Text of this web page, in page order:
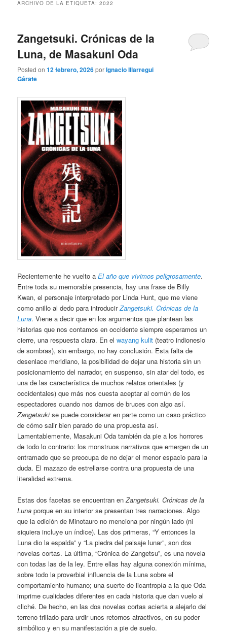
ARCHIVO DE LA ETIQUETA:2022
Zangetsuki. Crónicas de la
Luna, de Masakuni Oda
Posted on12 febrero, 2026porIgnacio Illarregui
Gárate
Recientemente he vuelto aEl año que vivimos peligrosamente.
Entre toda su memorable presencia, hay una frase de Billy
Kwan, el personaje interpretado por Linda Hunt, que me viene
como anillo al dedo para introducirZangetsuki. Crónicas de la
Luna. Viene a decir que en los argumentos que plantean las
historias que nos contamos en occidente siempre esperamos un
cierre, una respuesta clara. En elwayang kulit (teatro indionesio
de sombras), sin embargo, no hay conclusión. Esta falta de
desenlace meridiano, la posibilidad de dejar una historia sin un
posicionamiento del narrador, en suspenso, sin atar del todo, es
una de las característica de muchos relatos orientales (y
occidentales) que más nos cuesta aceptar al común de los
espectadores cuando nos damos de bruces con algo así.
Zangetsukise puede considerar en parte como un caso práctico
de cómo salir bien parado de una propuesta así.
Lamentablemente, Masakuni Oda también da pie a los horrores
de todo lo contrario: los monstruos narrativos que emergen de un
entramado que se preocupa de no dejar el menor espacio para la
duda. El mazazo de estrellarse contra una propuesta de una
literalidad extrema.
Estas dos facetas se encuentran enZangetsuki. Crónicas de la
Lunaporque en su interior se presentan tres narraciones. Algo
que la edición de Minotauro no menciona por ningún lado (ni
siquiera incluye un índice). Las dos primeras, “Y entonces la
Luna dio la espalda” y “La piedra del paisaje lunar”, son dos
novelas cortas. La última, “Crónica de Zangetsu”, es una novela
con todas las de la ley. Entre ellas hay alguna conexión mínima,
sobre todo la proverbial influencia de la Luna sobre el
comportamiento humano; una suerte de licantropía a la que Oda
imprime cualidades diferentes en cada historia que dan vuelo al
cliché. De hecho, en las dos novelas cortas acierta a alejarlo del
terreno trillado para urdir unos retornos atractivos, en su poder
simbólico y en su manifestación a pie de suelo.